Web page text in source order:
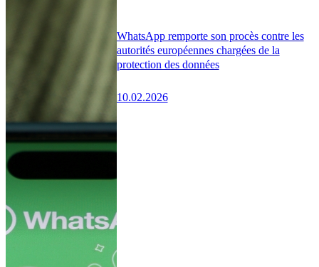
WhatsApp remporte son procès contre les
autorités européennes chargées de la
protection des données
10.02.2026